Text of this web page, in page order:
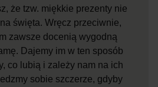
że tzw. miękkie prezenty nie
święta. Wręcz przeciwnie,
zawsze docenią wygodną
Dajemy im w ten sposób
co lubią i zależy nam na ich
sobie szczerze, gdyby